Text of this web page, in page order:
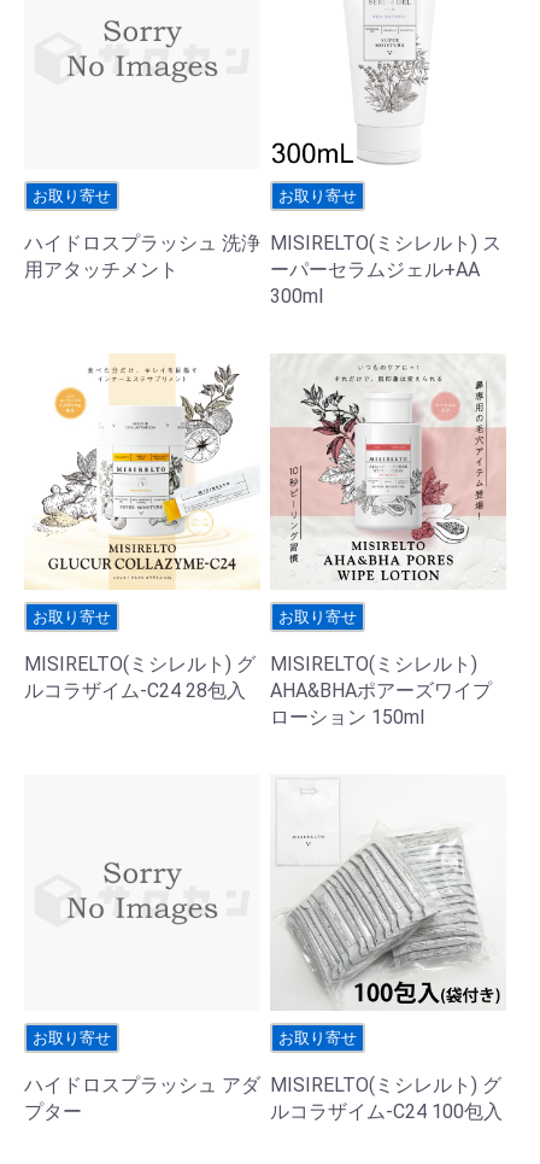
お取り寄せ
ハイドロスプラッシュ 洗浄
用アタッチメント
お取り寄せ
MISIRELTO(ミシレルト) ス
ーパーセラムジェル+AA
300ml
お取り寄せ
MISIRELTO(ミシレルト) グ
ルコラザイム-C24 28包入
お取り寄せ
MISIRELTO(ミシレルト)
AHA&BHAポアーズワイプ
ローション 150ml
お取り寄せ
ハイドロスプラッシュ アダ
プター
お取り寄せ
MISIRELTO(ミシレルト) グ
ルコラザイム-C24 100包入